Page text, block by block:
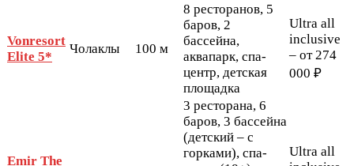
Vonresort
Elite 5*
Чолаклы 100 м
8 ресторанов, 5
баров, 2
бассейна,
аквапарк, спа-
центр, детская
площадка
Ultra all
inclusive
– от 274
000 ₽
Emir The
3 ресторана, 6
баров, 3 бассейна
(детский – с
горками), спа-
Ultra all